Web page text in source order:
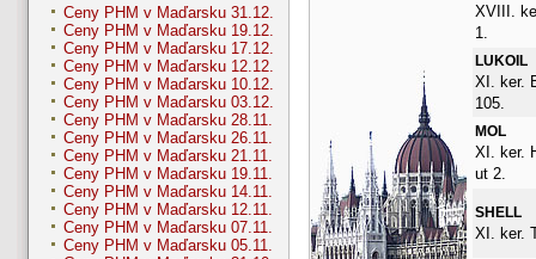
Ceny PHM v Maďarsku 31.12.
Ceny PHM v Maďarsku 19.12.
Ceny PHM v Maďarsku 17.12.
Ceny PHM v Maďarsku 12.12.
Ceny PHM v Maďarsku 10.12.
Ceny PHM v Maďarsku 03.12.
Ceny PHM v Maďarsku 28.11.
Ceny PHM v Maďarsku 26.11.
Ceny PHM v Maďarsku 21.11.
Ceny PHM v Maďarsku 19.11.
Ceny PHM v Maďarsku 14.11.
Ceny PHM v Maďarsku 12.11.
Ceny PHM v Maďarsku 07.11.
Ceny PHM v Maďarsku 05.11.
XVIII.
1.
LUKOIL
XI. ker.
105.
MOL
XI. ker.
ut 2.
SHELL
XI. ker.